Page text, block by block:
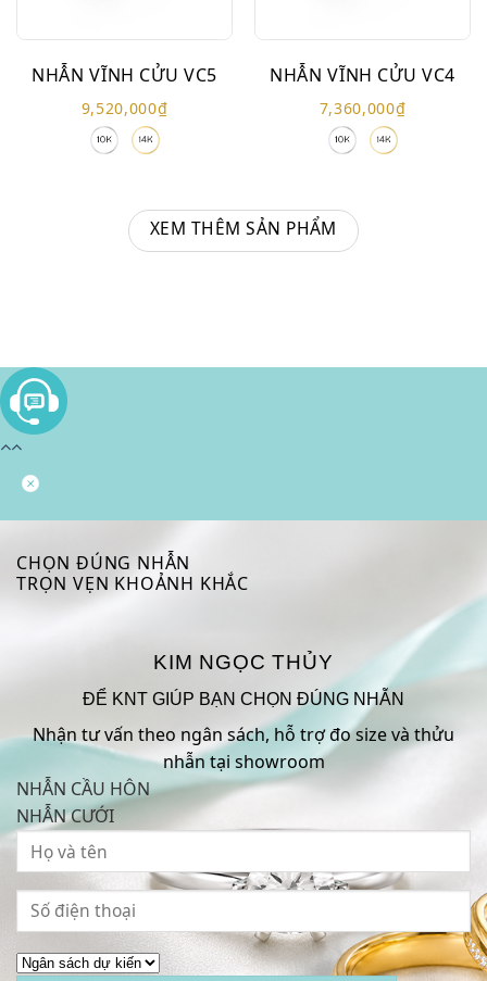
NHẪN VĨNH CỬU VC5
9,520,000₫
NHẪN VĨNH CỬU VC4
7,360,000₫
XEM THÊM SẢN PHẨM
CHỌN ĐÚNG NHẪN
TRỌN VẸN KHOẢNH KHẮC
KIM NGỌC THỦY
ĐỂ KNT GIÚP BẠN CHỌN ĐÚNG NHẪN
Nhận tư vấn theo ngân sách, hỗ trợ đo size và thửu
nhẫn tại showroom
NHẪN CẦU HÔN
NHẪN CƯỚI